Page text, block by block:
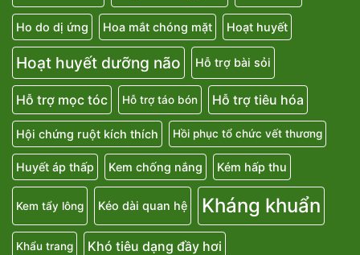
Ho do dị ứng Hoa mắt chóng mặt Hoạt huyết
Hoạt huyết dưỡng não Hỗ trợ bài sỏi
Hỗ trợ mọc tóc Hỗ trợ táo bón Hỗ trợ tiêu hóa
Hội chứng ruột kích thích Hồi phục tổ chức vết thương
Huyết áp thấp Kem chống nắng Kém hấp thu
Kem tẩy lông Kéo dài quan hệ Kháng khuẩn
Khẩu trang Khó tiêu dạng đầy hơi